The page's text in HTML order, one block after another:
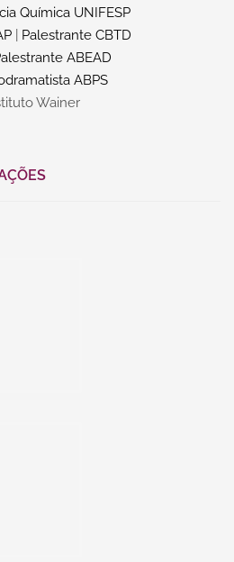
Química UNIFESP
Palestrante CBTD
ABEAD
ABPS
Wainer